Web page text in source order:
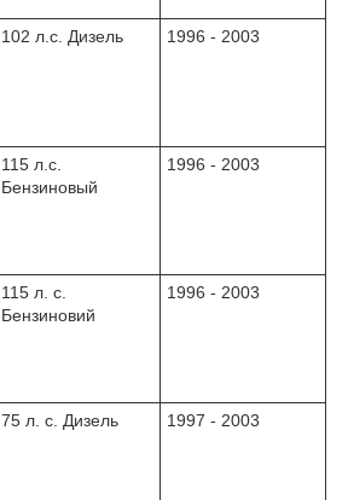
102 л.с. Дизель 1996 - 2003
115 л.с.
Бензиновый
1996 - 2003
115 л. с.
Бензиновий
1996 - 2003
75 л. с. Дизель 1997 - 2003